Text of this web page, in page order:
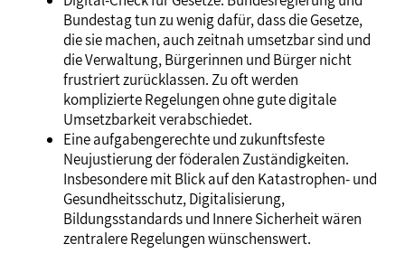
Bundestag tun zu wenig dafür, dass die Gesetze,
die sie machen, auch zeitnah umsetzbar sind und
die Verwaltung, Bürgerinnen und Bürger nicht
frustriert zurücklassen. Zu oft werden
komplizierte Regelungen ohne gute digitale
Umsetzbarkeit verabschiedet.
Eine aufgabengerechte und zukunftsfeste
Neujustierung der föderalen Zuständigkeiten.
Insbesondere mit Blick auf den Katastrophen- und
Gesundheitsschutz, Digitalisierung,
Bildungsstandards und Innere Sicherheit wären
zentralere Regelungen wünschenswert.